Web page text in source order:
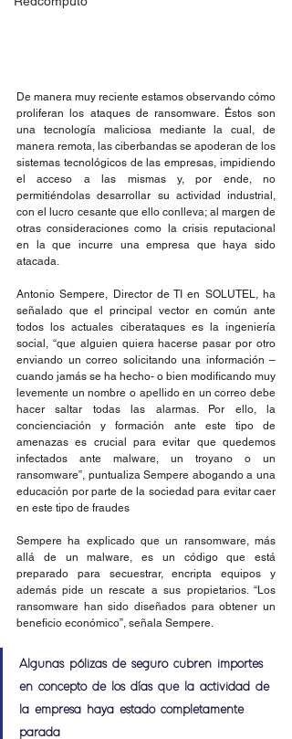
De manera muy reciente estamos observando cómo
proliferan los ataques de ransomware. Éstos son
una tecnología maliciosa mediante la cual, de
manera remota, las ciberbandas se apoderan de los
sistemas tecnológicos de las empresas, impidiendo
el acceso a las mismas y, por ende, no
permitiéndolas desarrollar su actividad industrial,
con el lucro cesante que ello conlleva; al margen de
otras consideraciones como la crisis reputacional
en la que incurre una empresa que haya sido
atacada.
Antonio Sempere, Director de TI en SOLUTEL, ha
señalado que el principal vector en común ante
todos los actuales ciberataques es la ingeniería
social, “que alguien quiera hacerse pasar por otro
enviando un correo solicitando una información –
cuando jamás se ha hecho- o bien modificando muy
levemente un nombre o apellido en un correo debe
hacer saltar todas las alarmas. Por ello, la
concienciación y formación ante este tipo de
amenazas es crucial para evitar que quedemos
infectados ante malware, un troyano o un
ransomware”, puntualiza Sempere abogando a una
educación por parte de la sociedad para evitar caer
en este tipo de fraudes
Sempere ha explicado que un ransomware, más
allá de un malware, es un código que está
preparado para secuestrar, encripta equipos y
además pide un rescate a sus propietarios. “Los
ransomware han sido diseñados para obtener un
beneficio económico”, señala Sempere.
Algunas pólizas de seguro cubren importes
en concepto de los días que la actividad de
la empresa haya estado completamente
parada